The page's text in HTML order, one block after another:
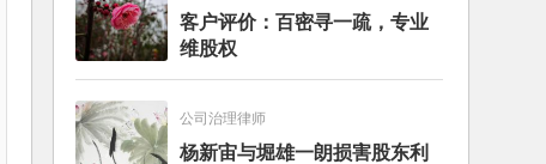
客户评价：百密寻一疏，专业
维股权
公司治理律师
杨新宙与堀雄一朗损害股东利